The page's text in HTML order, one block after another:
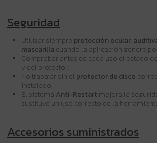
Seguridad
Utilizar siempre protección ocular,
mascarilla cuando la aplicación genere
Comprobar antes de cada uso el estado
y del protector.
No trabajar sin el protector de disco
instalado.
El sistema Anti-Restart mejora la
sustituye un uso correcto de la
Accesorios suministrados